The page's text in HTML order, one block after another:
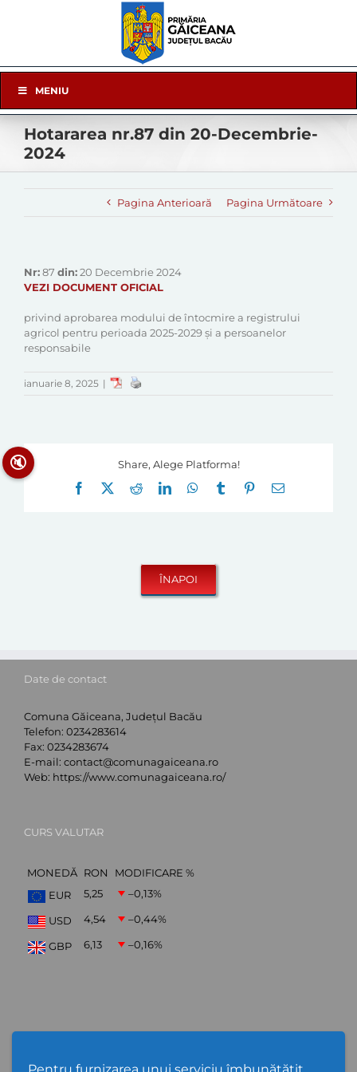
Navigation
MENIU
Hotararea nr.87 din 20-Decembrie-
2024
Pagina Anterioară Pagina Următoare
Nr:87 din:20 Decembrie 2024
VEZI DOCUMENT OFICIAL
privind aprobarea modului de întocmire a registrului
agricol pentru perioada 2025-2029 și a persoanelor
responsabile
ianuarie 8, 2025 |
Share, Alege Platforma!
Facebook
RedditLinkedInWhatsApp
Tumblr Pinterest
E-
Date de contact
Comuna Găiceana, Județul Bacău
Telefon: 0234283614
Fax: 0234283674
E-mail: contact@comunagaiceana.ro
Web: https://www.comunagaiceana.ro/
CURS VALUTAR
MONEDĂ RON
MODIFICARE %
EUR
5,25 –0,13%
USD 4,54 –0,44%
GBP 6,13 –0,16%
🔇